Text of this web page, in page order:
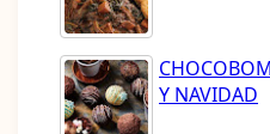
Y NAVIDAD